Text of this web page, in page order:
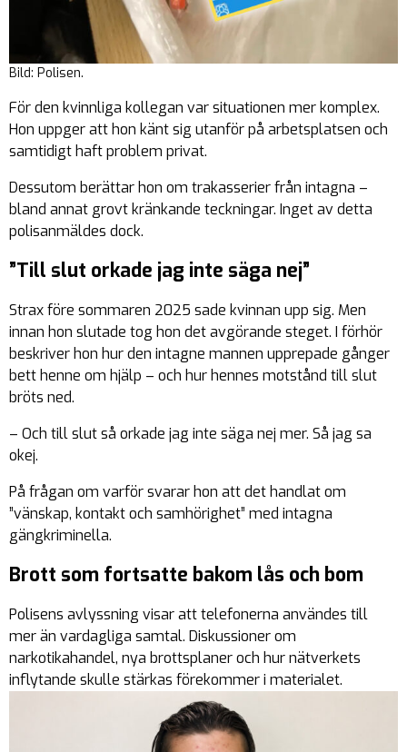
Bild: Polisen.
För den kvinnliga kollegan var situationen mer komplex.
Hon uppger att hon känt sig utanför på arbetsplatsen och
samtidigt haft problem privat.
Dessutom berättar hon om trakasserier från intagna –
bland annat grovt kränkande teckningar. Inget av detta
polisanmäldes dock.
”Till slut orkade jag inte säga nej”
Strax före sommaren 2025 sade kvinnan upp sig. Men
innan hon slutade tog hon det avgörande steget. I förhör
beskriver hon hur den intagne mannen upprepade gånger
bett henne om hjälp – och hur hennes motstånd till slut
bröts ned.
– Och till slut så orkade jag inte säga nej mer. Så jag sa
okej.
På frågan om varför svarar hon att det handlat om
”vänskap, kontakt och samhörighet” med intagna
gängkriminella.
Brott som fortsatte bakom lås och bom
Polisens avlyssning visar att telefonerna användes till
mer än vardagliga samtal. Diskussioner om
narkotikahandel, nya brottsplaner och hur nätverkets
inflytande skulle stärkas förekommer i materialet.